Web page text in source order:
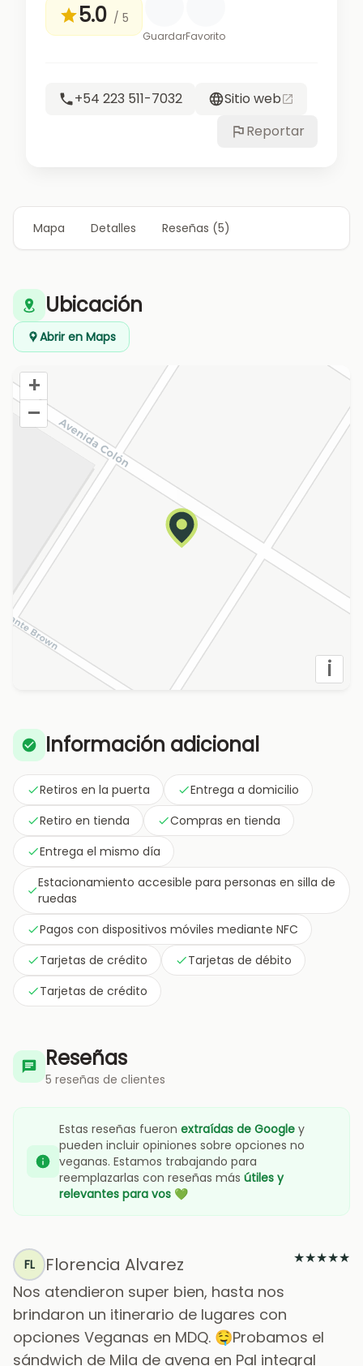
5.0 / 5
GuardarFavorito
+54 223 511-7032
Sitio web
Reportar
Mapa Detalles Reseñas (5)
Ubicación
Abrir en Maps
+
–
i
Información adicional
Retiros en la puerta
Entrega a domicilio
Retiro en tienda
Compras en tienda
Entrega el mismo día
Estacionamiento accesible para personas en silla de
ruedas
Pagos con dispositivos móviles mediante NFC
Tarjetas de crédito
Tarjetas de débito
Tarjetas de crédito
Reseñas
5 reseñas de clientes
Estas reseñas fueron extraídas de Google y
pueden incluir opiniones sobre opciones no
veganas. Estamos trabajando para
reemplazarlas con reseñas más útiles y
relevantes para vos 💚
FL Florencia Alvarez ★★★★★
Nos atendieron super bien, hasta nos
brindaron un itinerario de lugares con
opciones Veganas en MDQ. 🤤Probamos el
sándwich de Mila de avena en Pal integral